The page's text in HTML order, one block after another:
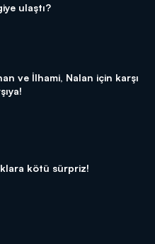
ulaştı?
ve İlhami, Nalan için karşı
kötü sürpriz!